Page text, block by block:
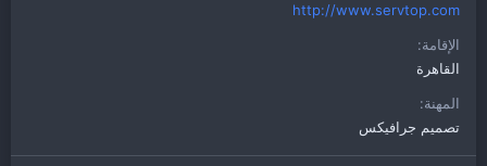
http://www.servtop.com
الإقامة
القاهرة
المهنة
تصميم جرافيكس